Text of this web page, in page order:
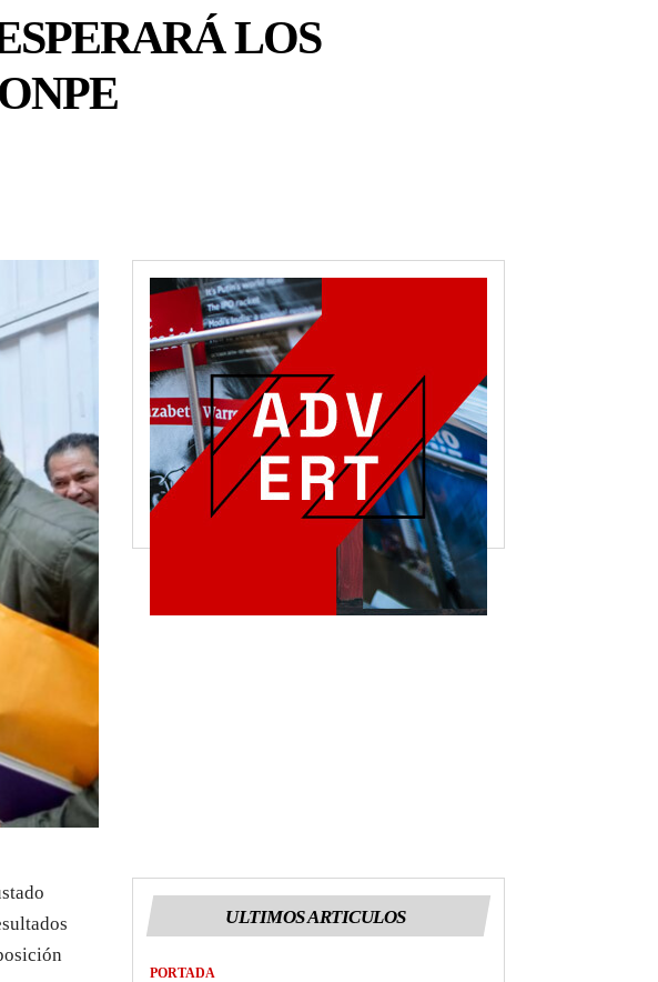
LOS
ULTIMOS ARTICULOS
PORTADA